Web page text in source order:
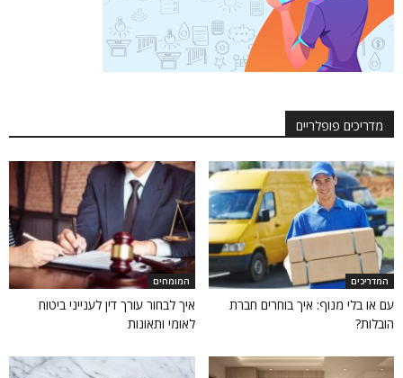
מדריכים פופלריים
המדריכים
עם או בלי מנוף: איך בוחרים חברת
הובלות?
המומחים
איך לבחור עורך דין לענייני ביטוח
לאומי ותאונות